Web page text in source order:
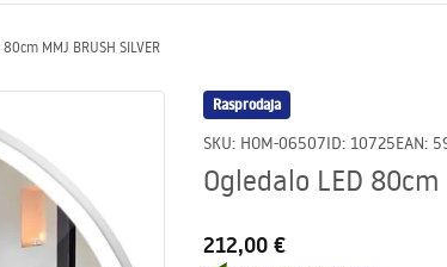
MMJ BRUSH SILVER
Rasprodaja
SKU: HOM-06507ID: 10725EAN:
Ogledalo LED 80cm
212,00 €